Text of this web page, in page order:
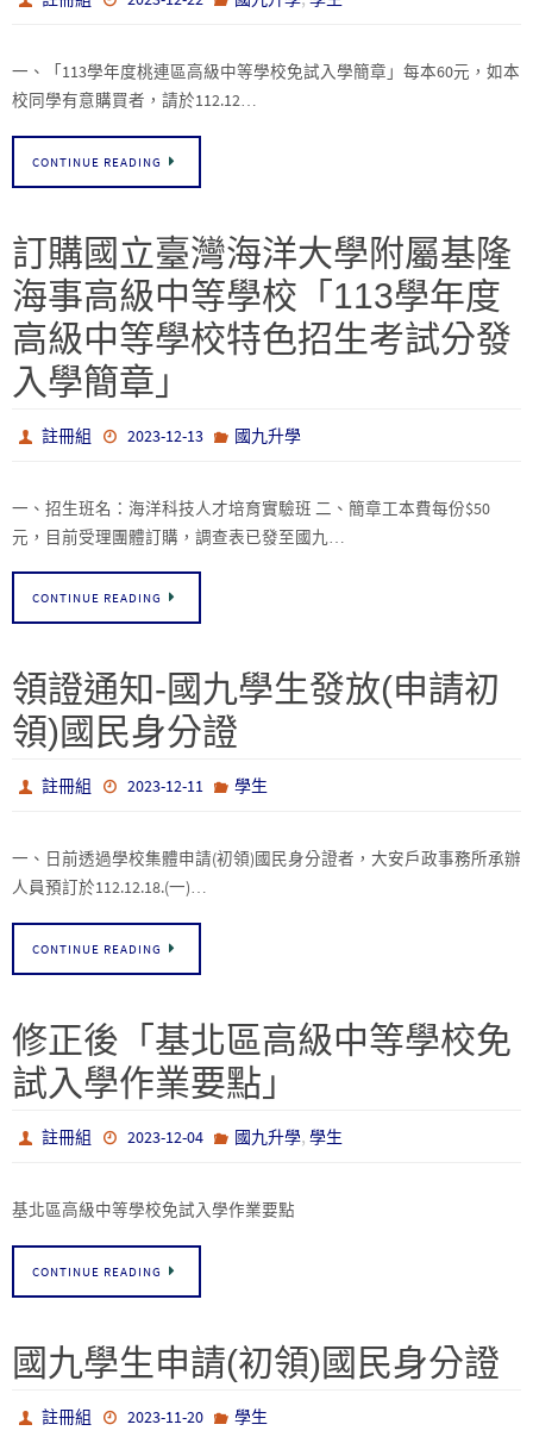
一、「113學年度桃連區高級中等學校免試入學簡章」每本60元，如本
校同學有意購買者，請於112.12…
CONTINUE READING
訂購國立臺灣海洋大學附屬基隆
海事高級中等學校「113學年度
高級中等學校特色招生考試分發
入學簡章」
註冊組 2023-12-13 國九升學
一、招生班名：海洋科技人才培育實驗班 二、簡章工本費每份$50
元，目前受理團體訂購，調查表已發至國九…
CONTINUE READING
領證通知-國九學生發放(申請初
領)國民身分證
註冊組 2023-12-11 學生
一、日前透過學校集體申請(初領)國民身分證者，大安戶政事務所承辦
人員預訂於112.12.18.(一)…
CONTINUE READING
修正後「基北區高級中等學校免
試入學作業要點」
註冊組 2023-12-04 國九升學, 學生
基北區高級中等學校免試入學作業要點
CONTINUE READING
國九學生申請(初領)國民身分證
註冊組 2023-11-20 學生